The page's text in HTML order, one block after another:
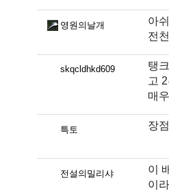
영원의날개
아
전
skqcldhkd609
탱
고
매
특토 장
전설의밀리샤
이
이